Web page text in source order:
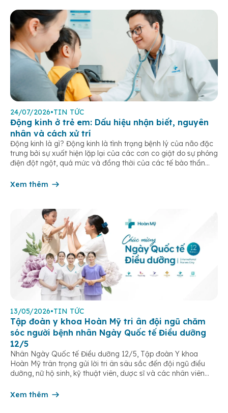
24/07/2026•TIN TỨC
Động kinh ở trẻ em: Dấu hiệu nhận biết, nguyên
nhân và cách xử trí
Động kinh là gì? Động kinh là tình trạng bệnh lý của não đặc
trưng bởi sự xuất hiện lặp lại của các cơn co giật do sự phóng
điện đột ngột, quá mức và đồng thời của các tế bào thần
Xem thêm
13/05/2026•TIN TỨC
Tập đoàn y khoa Hoàn Mỹ tri ân đội ngũ chăm
sóc người bệnh nhân Ngày Quốc tế Điều dưỡng
12/5
Nhân Ngày Quốc tế Điều dưỡng 12/5, Tập đoàn Y khoa
Hoàn Mỹ trân trọng gửi lời tri ân sâu sắc đến đội ngũ điều
dưỡng, nữ hộ sinh, kỹ thuật viên, dược sĩ và các nhân viên
âm thầm đồng hành trên […]
Xem thêm